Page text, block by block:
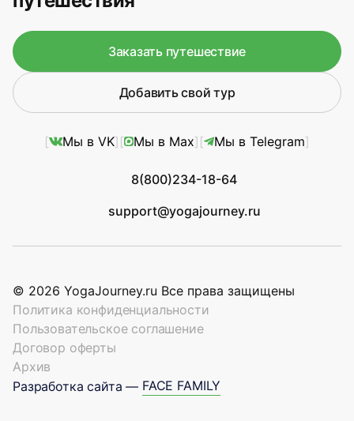
Заказать путешествие
Добавить свой тур
Мы в VK Мы в Max Мы в Telegram
8(800)234-18-64
support@yogajourney.ru
© 2026 YogaJourney.ru Все права защищены
Политика конфиденциальности
Пользовательское соглашение
Договор оферты
Архив
Разработка сайта — FACE FAMILY